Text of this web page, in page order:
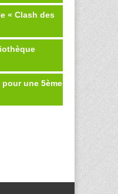
« Clash des
une 5ème